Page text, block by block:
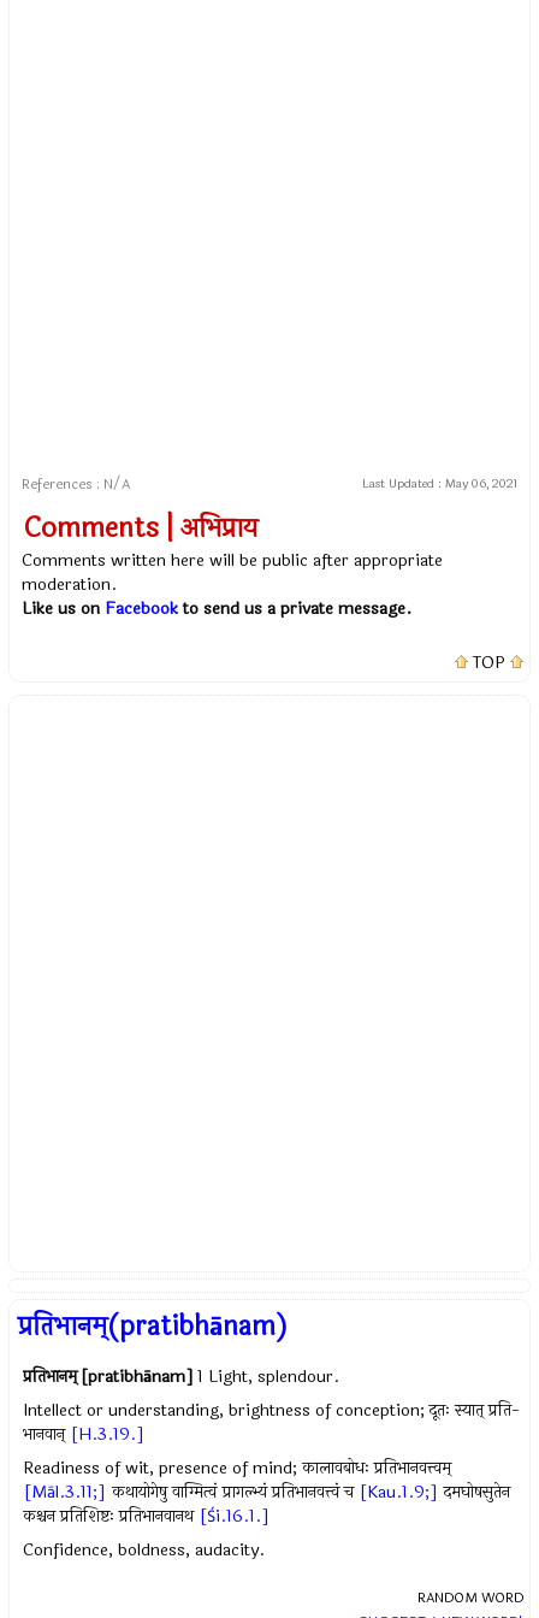
References : N/A Last Updated : May 06, 2021
Comments | अभिप्राय
Comments written here will be public after appropriate
moderation.
Like us on Facebookto send us a private message.
TOP
प्रतिभानम्(pratibhānam)
प्रतिभानम् [pratibhānam] 1 Light, splendour.
Intellect or understanding, brightness of conception; दूतः स्यात् प्रति-
भानवान् [H.3.19.]
Readiness of wit, presence of mind; कालावबोधः प्रतिभानवत्त्वम्
[Māl.3.11;] कथायोगेषु वाग्मित्वं प्रागल्भ्यं प्रतिभानवत्त्वं च [Kau.1.9;] दमघोषसुतेन
कश्चन प्रतिशिष्टः प्रतिभानवानथ [Śi.16.1.]
Confidence, boldness, audacity.
RANDOM WORD